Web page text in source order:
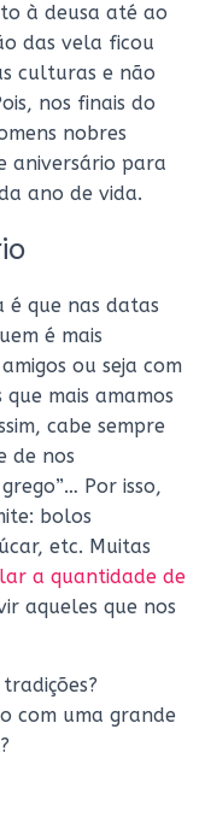
à deusa até ao
das vela ficou
culturas e não
nos finais do
nobres
aniversário para
ano de vida.
que nas datas
é mais
ou seja com
mais amamos
cabe sempre
de nos
Por isso,
bolos
etc. Muitas
a quantidade de
aqueles que nos
com uma grande